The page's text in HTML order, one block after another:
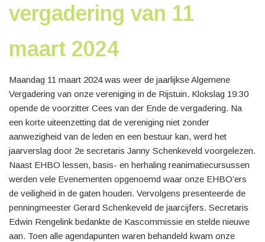
vergadering van 11
maart 2024
Maandag 11 maart 2024 was weer de jaarlijkse Algemene
Vergadering van onze vereniging in de Rijstuin. Klokslag 19:30
opende de voorzitter Cees van der Ende de vergadering. Na
een korte uiteenzetting dat de vereniging niet zonder
aanwezigheid van de leden en een bestuur kan, werd het
jaarverslag door 2e secretaris Janny Schenkeveld voorgelezen.
Naast EHBO lessen, basis- en herhaling reanimatiecursussen
werden vele Evenementen opgenoemd waar onze EHBO’ers
de veiligheid in de gaten houden. Vervolgens presenteerde de
penningmeester Gerard Schenkeveld de jaarcijfers. Secretaris
Edwin Rengelink bedankte de Kascommissie en stelde nieuwe
aan. Toen alle agendapunten waren behandeld kwam onze